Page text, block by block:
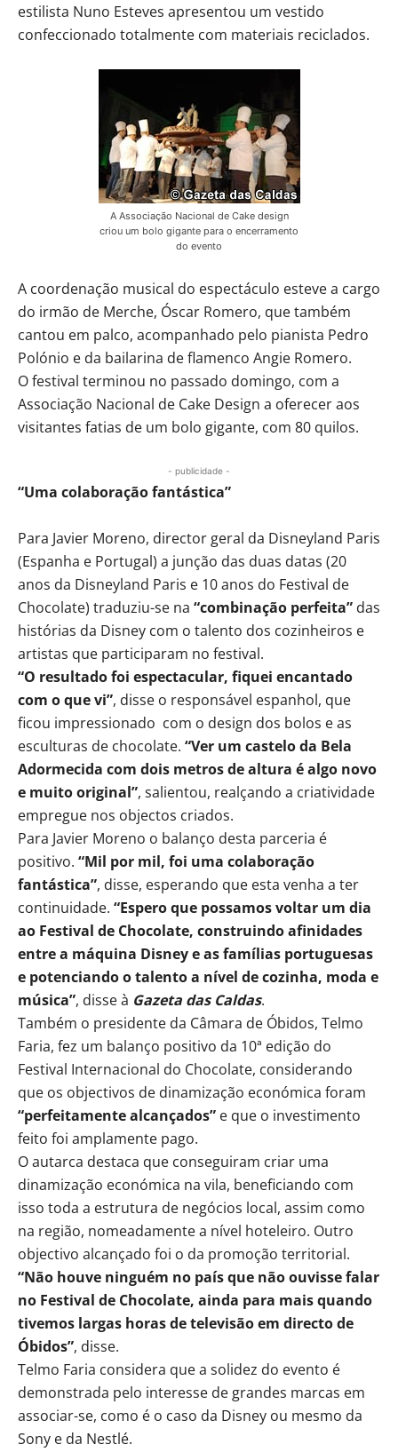
estilista Nuno Esteves apresentou um vestido
confeccionado totalmente com materiais reciclados.
A Associação Nacional de Cake design
criou um bolo gigante para o encerramento
do evento
A coordenação musical do espectáculo esteve a cargo
do irmão de Merche, Óscar Romero, que também
cantou em palco, acompanhado pelo pianista Pedro
Polónio e da bailarina de flamenco Angie Romero.
O festival terminou no passado domingo, com a
Associação Nacional de Cake Design a oferecer aos
visitantes fatias de um bolo gigante, com 80 quilos.
- publicidade -
“Uma colaboração fantástica”
Para Javier Moreno, director geral da Disneyland Paris
(Espanha e Portugal) a junção das duas datas (20
anos da Disneyland Paris e 10 anos do Festival de
Chocolate) traduziu-se na “combinação perfeita” das
histórias da Disney com o talento dos cozinheiros e
artistas que participaram no festival.
“O resultado foi espectacular, fiquei encantado
com o que vi”, disse o responsável espanhol, que
ficou impressionado com o design dos bolos e as
esculturas de chocolate. “Ver um castelo da Bela
Adormecida com dois metros de altura é algo novo
e muito original”, salientou, realçando a criatividade
empregue nos objectos criados.
Para Javier Moreno o balanço desta parceria é
positivo. “Mil por mil, foi uma colaboração
fantástica”, disse, esperando que esta venha a ter
continuidade. “Espero que possamos voltar um dia
ao Festival de Chocolate, construindo afinidades
entre a máquina Disney e as famílias portuguesas
e potenciando o talento a nível de cozinha, moda e
música”, disse à Gazeta das Caldas.
Também o presidente da Câmara de Óbidos, Telmo
Faria, fez um balanço positivo da 10ª edição do
Festival Internacional do Chocolate, considerando
que os objectivos de dinamização económica foram
“perfeitamente alcançados” e que o investimento
feito foi amplamente pago.
O autarca destaca que conseguiram criar uma
dinamização económica na vila, beneficiando com
isso toda a estrutura de negócios local, assim como
na região, nomeadamente a nível hoteleiro. Outro
objectivo alcançado foi o da promoção territorial.
“Não houve ninguém no país que não ouvisse falar
no Festival de Chocolate, ainda para mais quando
tivemos largas horas de televisão em directo de
Óbidos”, disse.
Telmo Faria considera que a solidez do evento é
demonstrada pelo interesse de grandes marcas em
associar-se, como é o caso da Disney ou mesmo da
Sony e da Nestlé.